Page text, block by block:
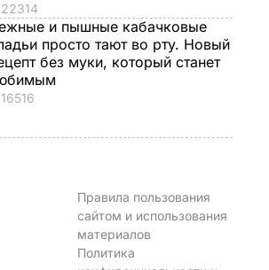
22314
и пышные кабачковые
просто тают во рту. Новый
без муки, который станет
16516
Правила пользования
сайтом и использования
материалов
Политика